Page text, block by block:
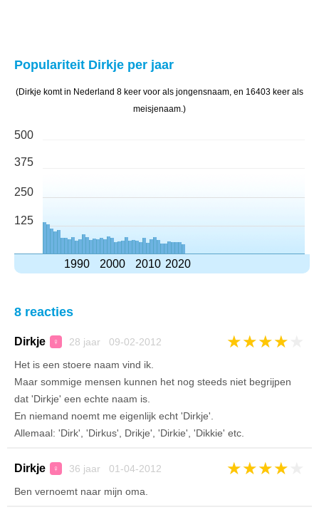
Populariteit Dirkje per jaar
(Dirkje komt in Nederland 8 keer voor als jongensnaam, en 16403 keer als
meisjenaam.)
500
375
250
125
1990 2000 2010 2020
8 reacties
Dirkje ♀ 28 jaar 09-02-2012 ★★★★
Het is een stoere naam vind ik.
Maar sommige mensen kunnen het nog steeds niet begrijpen
dat 'Dirkje' een echte naam is.
En niemand noemt me eigenlijk echt 'Dirkje'.
Allemaal: 'Dirk', 'Dirkus', Drikje', 'Dirkie', 'Dikkie' etc.
Dirkje ♀ 36 jaar 01-04-2012 ★★★★
Ben vernoemt naar mijn oma.